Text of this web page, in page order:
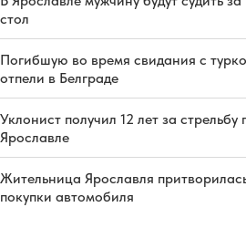
стол
Погибшую во время свидания с
отпели в Белграде
Уклонист получил 12 лет за стрельбу
Ярославле
Жительница Ярославля
покупки автомобиля